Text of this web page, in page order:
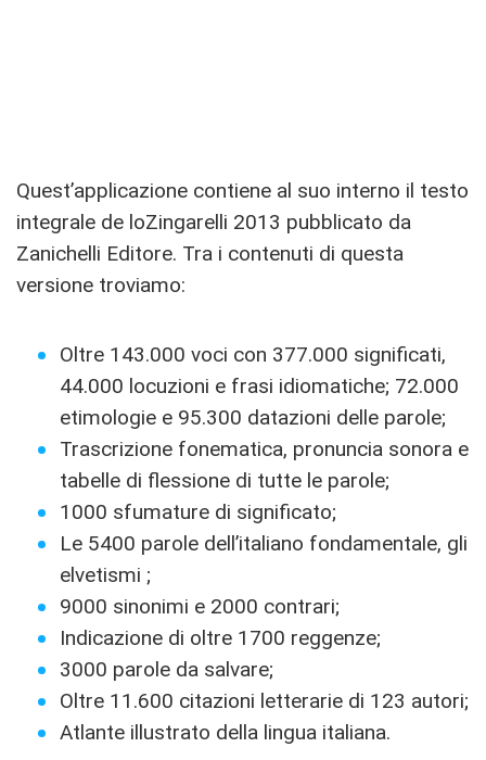
Quest’applicazione contiene al suo interno il testo
integrale de loZingarelli 2013 pubblicato da
Zanichelli Editore. Tra i contenuti di questa
versione troviamo:
Oltre 143.000 voci con 377.000 significati,
44.000 locuzioni e frasi idiomatiche; 72.000
etimologie e 95.300 datazioni delle parole;
Trascrizione fonematica, pronuncia sonora e
tabelle di flessione di tutte le parole;
1000 sfumature di significato;
Le 5400 parole dell’italiano fondamentale, gli
elvetismi ;
9000 sinonimi e 2000 contrari;
Indicazione di oltre 1700 reggenze;
3000 parole da salvare;
Oltre 11.600 citazioni letterarie di 123 autori;
Atlante illustrato della lingua italiana.